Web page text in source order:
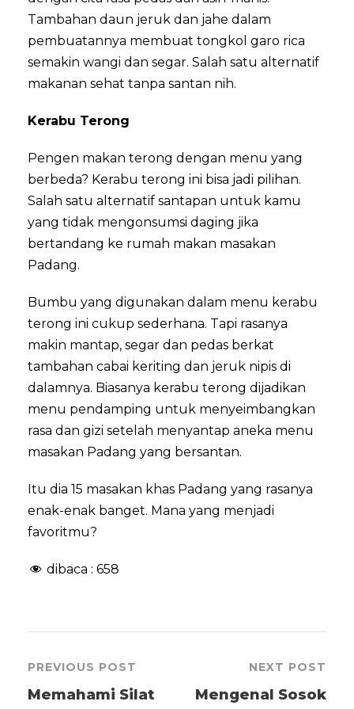
Tambahan daun jeruk dan jahe dalam
pembuatannya membuat tongkol garo rica
semakin wangi dan segar. Salah satu alternatif
makanan sehat tanpa santan nih.
Kerabu Terong
Pengen makan terong dengan menu yang
berbeda? Kerabu terong ini bisa jadi pilihan.
Salah satu alternatif santapan untuk kamu
yang tidak mengonsumsi daging jika
bertandang ke rumah makan masakan
Padang.
Bumbu yang digunakan dalam menu kerabu
terong ini cukup sederhana. Tapi rasanya
makin mantap, segar dan pedas berkat
tambahan cabai keriting dan jeruk nipis di
dalamnya. Biasanya kerabu terong dijadikan
menu pendamping untuk menyeimbangkan
rasa dan gizi setelah menyantap aneka menu
masakan Padang yang bersantan.
Itu dia 15 masakan khas Padang yang rasanya
enak-enak banget. Mana yang menjadi
favoritmu?
dibaca : 658
PREVIOUS POST
Memahami Silat
NEXT POST
Mengenal Sosok